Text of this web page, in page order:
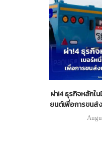
ผ่า!4 ธุรกิจหลักใ
ยนต์เพื่อการขนส่